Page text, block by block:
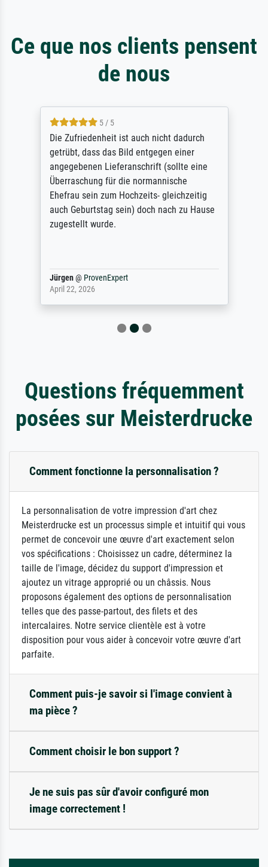
Ce que nos clients pensent
de nous
5 / 5
Die Zufriedenheit ist auch nicht dadurch
getrübt, dass das Bild entgegen einer
angegebenen Lieferanschrift (sollte eine
Überraschung für die normannische
Ehefrau sein zum Hochzeits- gleichzeitig
auch Geburtstag sein) doch nach zu Hause
zugestellt wurde.
Jürgen@ ProvenExpert
April 22, 2026
Questions fréquemment
posées sur Meisterdrucke
Comment fonctionne la personnalisation ?
La personnalisation de votre impression d'art chez
Meisterdrucke est un processus simple et intuitif qui vous
permet de concevoir une œuvre d'art exactement selon
vos spécifications : Choisissez un cadre, déterminez la
taille de l'image, décidez du support d'impression et
ajoutez un vitrage approprié ou un châssis. Nous
proposons également des options de personnalisation
telles que des passe-partout, des filets et des
intercalaires. Notre service clientèle est à votre
disposition pour vous aider à concevoir votre œuvre d'art
parfaite.
Comment puis-je savoir si l'image convient à
ma pièce ?
Comment choisir le bon support ?
Je ne suis pas sûr d'avoir configuré mon
image correctement !